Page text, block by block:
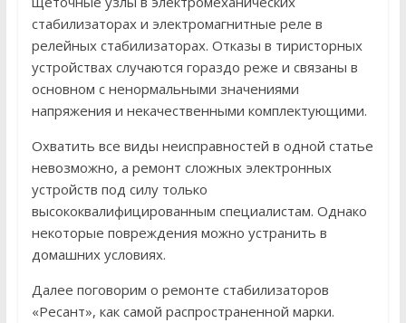
стабилизаторах и электромагнитные реле в
релейных стабилизаторах. Отказы в тиристорных
устройствах случаются гораздо реже и связаны в
основном с ненормальными значениями
напряжения и некачественными комплектующими.
Охватить все виды неисправностей в одной статье
невозможно, а ремонт сложных электронных
устройств под силу только
высококвалифицированным специалистам. Однако
некоторые повреждения можно устранить в
домашних условиях.
Далее поговорим о ремонте стабилизаторов
«Ресант», как самой распространенной марки.